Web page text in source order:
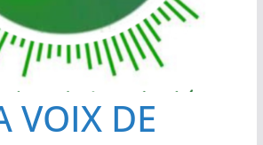
VOIX DE